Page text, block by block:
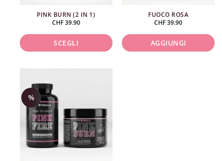
PINK BURN (2 IN 1)
CHF39.90
SCEGLI
ha
più
varianti.
opzioni
possono
FUOCO ROSA
CHF39.90
AGGIUNGI
%